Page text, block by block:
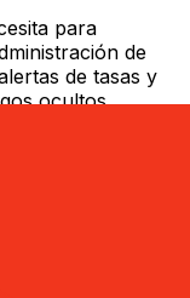
para
de
de tasas y
ocultos.